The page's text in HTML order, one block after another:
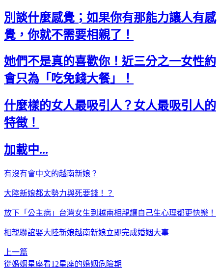
別談什麼感覺；如果你有那能力讓人有感
覺，你就不需要相親了！
她們不是真的喜歡你！近三分之一女性約
會只為「吃免錢大餐」！
什麼樣的女人最吸引人？女人最吸引人的
特徵！
加載中...
有沒有會中文的越南新娘？
大陸新娘都太勢力與死要錢！？
放下「公主病」台灣女生到越南相親讓自己生心理都更快樂！
相親聯誼娶大陸新娘越南新娘立即完成婚姻大事
上一篇
從婚姻星座看12星座的婚姻危險期